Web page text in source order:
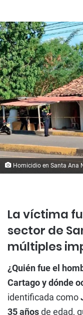
Homicidio en Santa Ana
La víctima
sector de
múltiples
¿Quién fue el
Cartago y dónde
identificada como
35 añosde edad,